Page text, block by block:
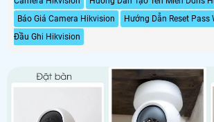
Báo Giá Camera Hikvision
Hướng Dẫn Reset Pass
Đầu Ghi Hikvision